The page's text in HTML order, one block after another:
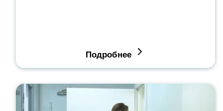
Подробнее